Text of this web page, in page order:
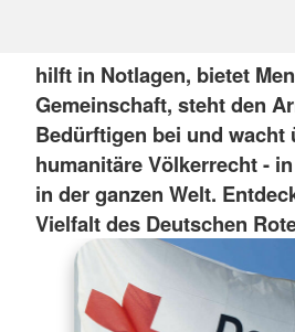
hilft in Notlagen, bietet
Gemeinschaft, steht den
Bedürftigen bei und wacht
humanitäre Völkerrecht -
in der ganzen Welt.
Vielfalt des Deutschen